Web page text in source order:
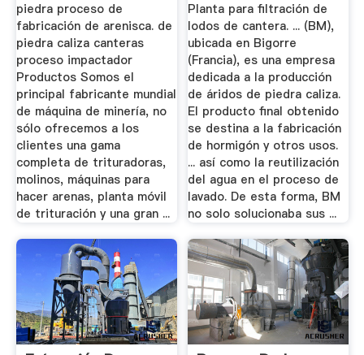
piedra proceso de
fabricación de arenisca. de
piedra caliza canteras
proceso impactador
Productos Somos el
principal fabricante mundial
de máquina de minería, no
sólo ofrecemos a los
clientes una gama
completa de trituradoras,
molinos, máquinas para
hacer arenas, planta móvil
de trituración y una gran ...
Planta para filtración de
lodos de cantera. ... (BM),
ubicada en Bigorre
(Francia), es una empresa
dedicada a la producción
de áridos de piedra caliza.
El producto final obtenido
se destina a la fabricación
de hormigón y otros usos.
... así como la reutilización
del agua en el proceso de
lavado. De esta forma, BM
no solo solucionaba sus ...